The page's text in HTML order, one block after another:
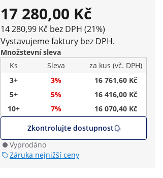
17 280,00 Kč
14 280,99 Kč bez DPH (21%)
Vystavujeme faktury bez DPH.
Množstevní sleva
Ks
Sleva
za kus (vč. DPH)
3+
3%
16 761,60 Kč
5+
5%
16 416,00 Kč
10+
7%
16 070,40 Kč
Zkontrolujte dostupnost
Vyprodáno
Záruka nejnižší ceny